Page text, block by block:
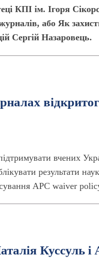
КПІ ім. Ігоря
або Як
Сергій Назаровець.
вчених
результати
APC waiver
Куссуль і